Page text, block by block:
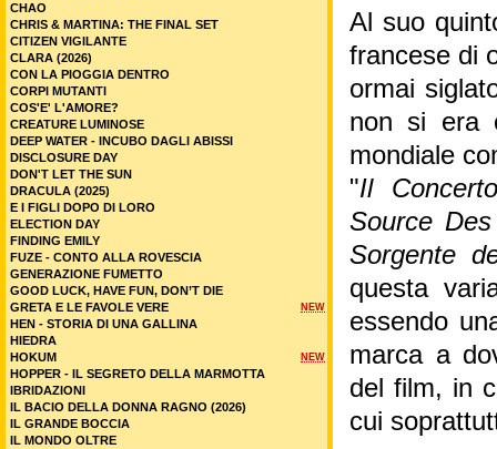
Al suo
francese di
ormai
non si era
mondiale
"Il
Source
Sorgente
questa
essendo
marca a
del film, in
cui
CHAO
CHRIS & MARTINA: THE FINAL SET
CITIZEN VIGILANTE
CLARA (2026)
CON LA PIOGGIA DENTRO
CORPI MUTANTI
COS'E' L'AMORE?
CREATURE LUMINOSE
DEEP WATER - INCUBO DAGLI ABISSI
DISCLOSURE DAY
DON'T LET THE SUN
DRACULA (2025)
E I FIGLI DOPO DI LORO
ELECTION DAY
FINDING EMILY
FUZE - CONTO ALLA ROVESCIA
GENERAZIONE FUMETTO
GOOD LUCK, HAVE FUN, DON’T DIE
NEW
GRETA E LE FAVOLE VERE
HEN - STORIA DI UNA GALLINA
HIEDRA
NEW
HOKUM
HOPPER - IL SEGRETO DELLA MARMOTTA
IBRIDAZIONI
IL BACIO DELLA DONNA RAGNO (2026)
IL GRANDE BOCCIA
IL MONDO OLTRE